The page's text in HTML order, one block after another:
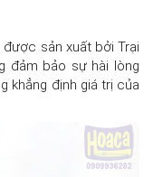
sản xuất bởi Trại
đảm bảo sự hài lòng
khẳng định giá trị của